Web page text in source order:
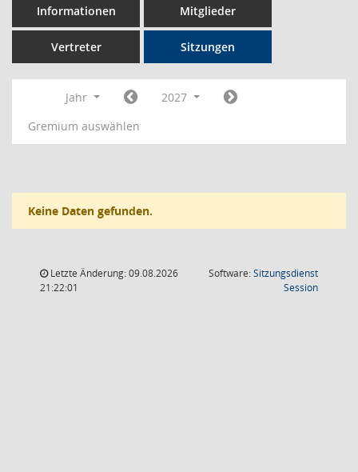
Informationen Mitglieder
Vertreter Sitzungen
Jahr
2027
Gremium auswählen
Keine Daten gefunden.
Letzte Änderung: 09.08.2026
21:22:01
Software:Sitzungsdienst
Session(Wird in